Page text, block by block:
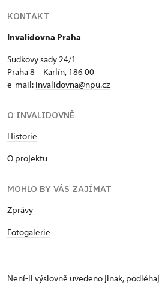
KONTAKT
Invalidovna Praha
Sudkovy sady 24/1
Praha 8 – Karlín, 186 00
e-mail: invalidovna@npu.cz
O INVALIDOVNĚ
Historie
O projektu
MOHLO BY VÁS ZAJÍMAT
Zprávy
Fotogalerie
Není-li výslovně uvedeno jinak,